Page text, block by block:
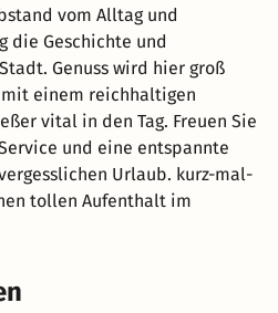
vom Alltag und
die Geschichte und
Genuss wird hier groß
einem reichhaltigen
vital in den Tag. Freuen Sie
und eine entspannte
Urlaub. kurz-mal-
tollen Aufenthalt im